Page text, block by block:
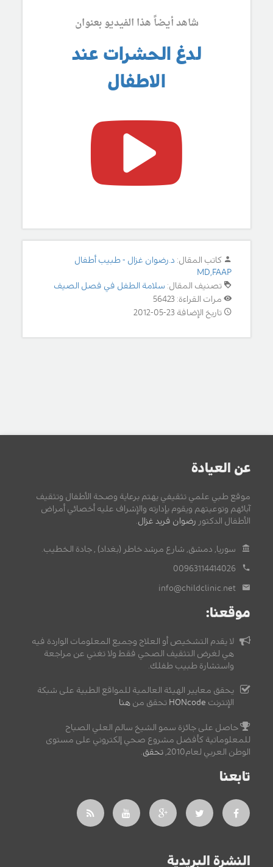
شاهد أيضاً هذا الفيديو بعنوان
لدغ الحشرات عند
الاطفال
كاتب المقال: د.رضوان غزال - طبيب أطفال
MD,FAAP
تصنيف المقال: سلامة الطفل في فصل الصيف
مرات القراءة: 56423
تاريخ الإضافة 23-05-2012
عن العيادة
موقع طبي علمي تثقيفي يهتم برعاية وصحة الأطفال وتثقيف
آبائهم وتوعيتهم ويقوم بإدارته والإشراف عليه أخصائي أمراض
الأطفال الدكتور رضوان فريد غزال.
سوريا, دمشق, شارع مرشد خاطر (بغداد) , جادة الخطيب.
00963114414026
info@childclinic.net
موقعنا:
لا يقدم التشخيص أو العلاج وجميع المعلومات الواردة فيه
هي لغرض التثقيف الصحي فقط ولا تغني عن مراجعة
واستشارة طبيب طفلك.
يحقق معايير الهيئة العالمية للمواقع الطبية على شبكة
الإنترنت HONcode تحقق من هنا
حاصل على جائزة سمو الشيخ سالم العلي الصباح
للمعلوماتية كأفضل مشروع صحي إلكتروني على مستوى
الوطن العربي لعام2010,
تحقق.
تابعنا
النشرة البريدية